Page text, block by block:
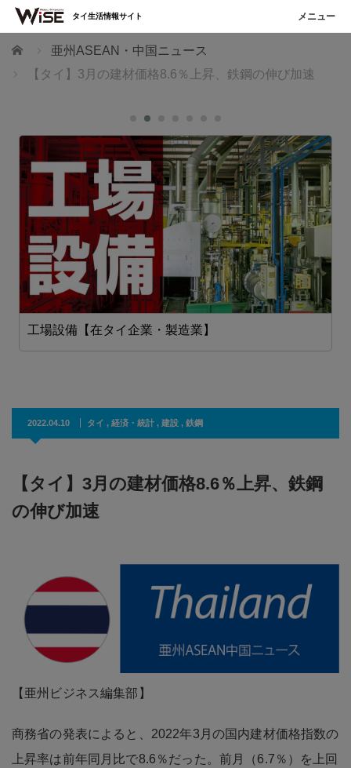
ホーム
亜州ASEAN・中国ニュース
【タイ】3月の建材価格8.6％上昇、鉄鋼の伸び加速
工場設備【在タイ企業・製造業】
2022.04.10 タイ , 経済・統計 , 建設 , 鉄鋼
【タイ】3月の建材価格8.6％上昇、鉄鋼
の伸び加速
【亜州ビジネス編集部】
商務省の発表によると、2022年3月の国内建材価格指数の
上昇率は前年同月比で8.6％だった。前月（6.7％）を上回
タイ生活情報サイト